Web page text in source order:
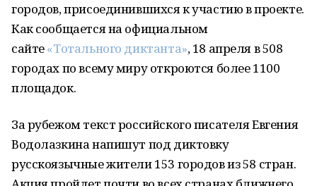
городов, присоединившихся к участию в проекте.
Как сообщается на официальном
сайте«Тотального диктанта», 18 апреля в 508
городах по всему миру откроются более 1100
площадок.
За рубежом текст российского писателя Евгения
Водолазкина напишут под диктовку
русскоязычные жители 153 городов из 58 стран.